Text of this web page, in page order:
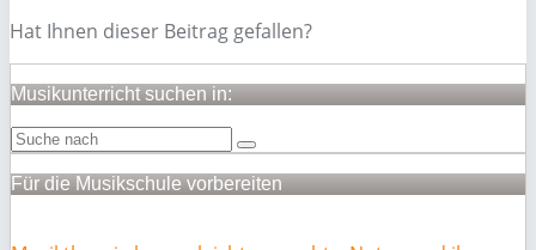
Hat Ihnen dieser Beitrag gefallen?
Musikunterricht suchen in:
Für die Musikschule vorbereiten